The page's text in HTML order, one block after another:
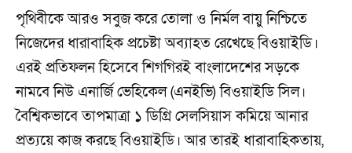
পৃথিবীকে আরও সবুজ করে তোলা ও নির্মল বায়ু নিশ্চিতে
নিজেদের ধারাবাহিক প্রচেষ্টা অব্যাহত রেখেছে বিওয়াইডি।
এরই প্রতিফলন হিসেবে শিগগিরই বাংলাদেশের সড়কে
নামবে নিউ এনার্জি ভেহিকেল (এনইভি) বিওয়াইডি সিল।
বৈশ্বিকভাবে তাপমাত্রা ১ ডিগ্রি সেলসিয়াস কমিয়ে আনার
প্রত্যয়ে কাজ করছে বিওয়াইডি। আর তারই ধারাবাহিকতায়,